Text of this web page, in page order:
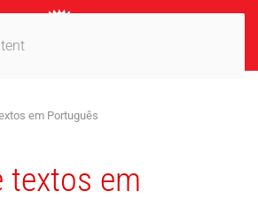
em Português
textos em